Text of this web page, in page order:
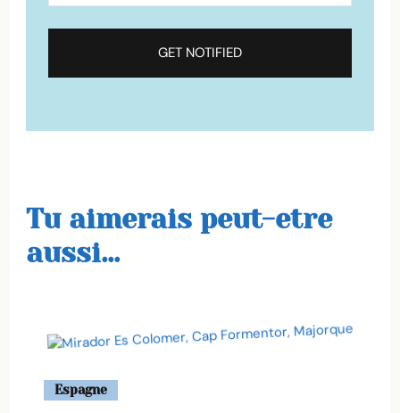
Tu aimerais peut-etre
aussi...
Espagne